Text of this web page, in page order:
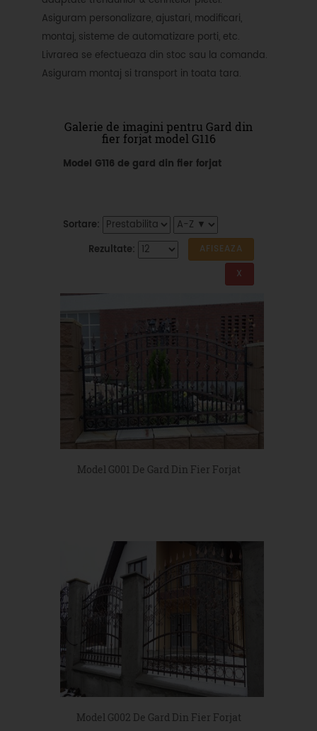
Asiguram personalizare, ajustari, modificari,
montaj, sisteme de automatizare porti, etc.
Livrarea se efectueaza din stoc sau la comanda.
Asiguram montaj si transport in toata tara.
Galerie de imagini pentru Gard din
fier forjat model G116
Model G116 de gard din fier forjat
Sortare:
Rezultate:
Model G001 De Gard Din Fier Forjat
Model G002 De Gard Din Fier Forjat